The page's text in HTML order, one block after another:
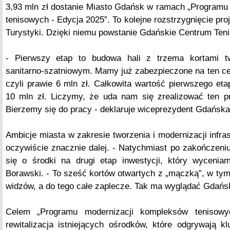
3,93 mln zł dostanie Miasto Gdańsk w ramach
tenisowych - Edycja 2025”. To kolejne rozstrzygnięcie
Turystyki. Dzięki niemu powstanie Gdańskie Centrum
- Pierwszy etap to budowa hali z trzema kortami
sanitarno-szatniowym. Mamy już zabezpieczone na ten
czyli prawie 6 mln zł. Całkowita wartość pierwszego
10 mln zł. Liczymy, że uda nam się zrealizować ten
Bierzemy się do pracy - deklaruje wiceprezydent
Ambicje miasta w zakresie tworzenia i modernizacji
oczywiście znacznie dalej. - Natychmiast po
się o środki na drugi etap inwestycji, który
Borawski. - To sześć kortów otwartych z „mączką”, w
widzów, a do tego całe zaplecze. Tak ma wyglądać
Celem „Programu modernizacji kompleksów
rewitalizacja istniejących ośrodków, które odgrywają